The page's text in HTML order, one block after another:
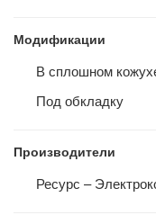
Модификации
В сплошном
Под обкладку
Производители
Ресурс –